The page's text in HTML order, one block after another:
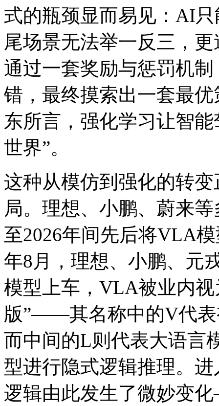
式的瓶颈显而易见：AI
尾场景无法举一反三，
通过一套奖励与惩罚机
错，最终摸索出一套最优
东所言，强化学习让智
世界”。
这种从模仿到强化的转
局。理想、小鹏、蔚来
至2026年间先后将VLA
年8月，理想、小鹏、元
模型上车，VLA被业内
版”——其名称中的V代表
而中间的L则代表大语言
型进行隐式逻辑推理。
逻辑由此发生了微妙变